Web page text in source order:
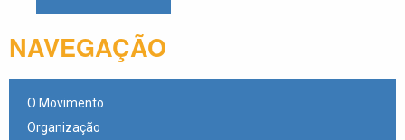
NAVEGAÇÃO
O Movimento
Organização